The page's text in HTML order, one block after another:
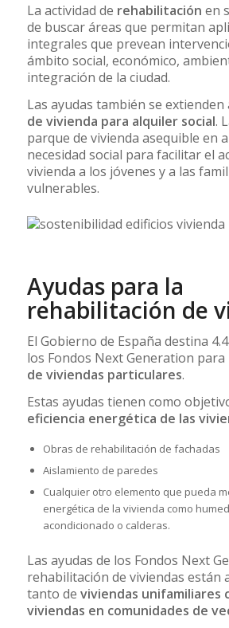
La actividad de rehabilitación en
de buscar áreas que permitan
integrales que prevean
ámbito social, económico,
integración de la ciudad.
Las ayudas también se extienden
de vivienda para alquiler social.
parque de vivienda asequible en
necesidad social para facilitar el
vivienda a los jóvenes y a las
vulnerables.
Ayudas para la
rehabilitación de
El Gobierno de España destina
los Fondos Next Generation para
de viviendas particulares.
Estas ayudas tienen como
eficiencia energética de las
Obras de rehabilitación de fachadas
Aislamiento de paredes
Cualquier otro elemento que pueda
energética de la vivienda como
acondicionado o calderas.
Las ayudas de los Fondos Next
rehabilitación de viviendas están
tanto de viviendas unifamiliares
viviendas en comunidades de